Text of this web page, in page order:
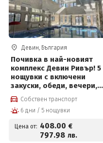
Девин, България
Почивка в най-новият
комплекс Девин Ривър! 5
нощувки с включени
закуски, обеди, вечери,
плувен басейн и Релакс
център
Собствен транспорт
6 дни / 5 нощувки
Цена от: 408.00 €
797.98 лв.